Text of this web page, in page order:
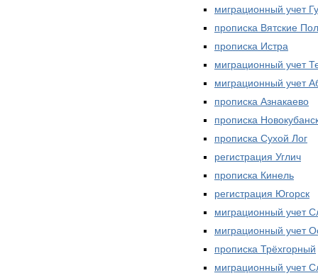
миграционный учет
прописка Вятские
прописка Истра
миграционный учет
миграционный учет
прописка Азнакаево
прописка
прописка Сухой Лог
регистрация Углич
прописка Кинель
регистрация Югорск
миграционный учет
миграционный учет
прописка Трёхгорный
миграционный учет